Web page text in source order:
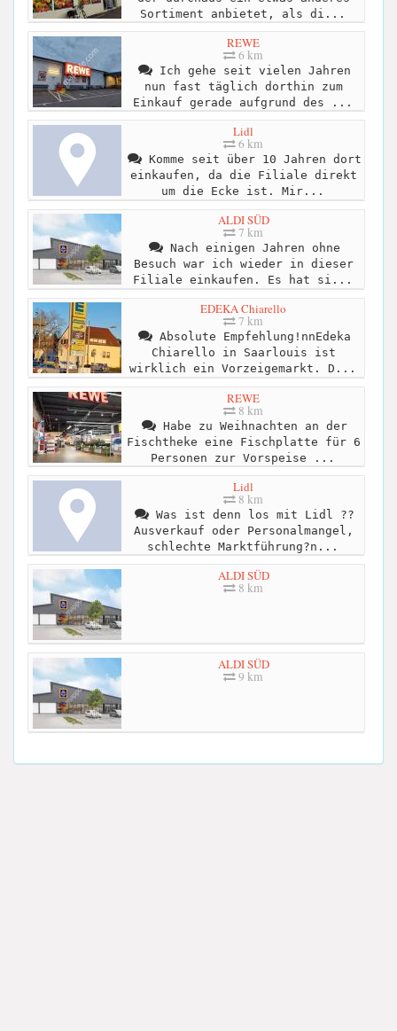
Sortiment anbietet, als di...
REWE
6 km
Ich gehe seit vielen Jahren
nun fast täglich dorthin zum
Einkauf gerade aufgrund des ...
Lidl
6 km
Komme seit über 10 Jahren dort
einkaufen, da die Filiale direkt
um die Ecke ist. Mir...
ALDI SÜD
7 km
Nach einigen Jahren ohne
Besuch war ich wieder in dieser
Filiale einkaufen. Es hat si...
EDEKA Chiarello
7 km
Absolute Empfehlung!nnEdeka
Chiarello in Saarlouis ist
wirklich ein Vorzeigemarkt. D...
REWE
8 km
Habe zu Weihnachten an der
Fischtheke eine Fischplatte für 6
Personen zur Vorspeise ...
Lidl
8 km
Was ist denn los mit Lidl ??
Ausverkauf oder Personalmangel,
schlechte Marktführung?n...
ALDI SÜD
8 km
ALDI SÜD
9 km